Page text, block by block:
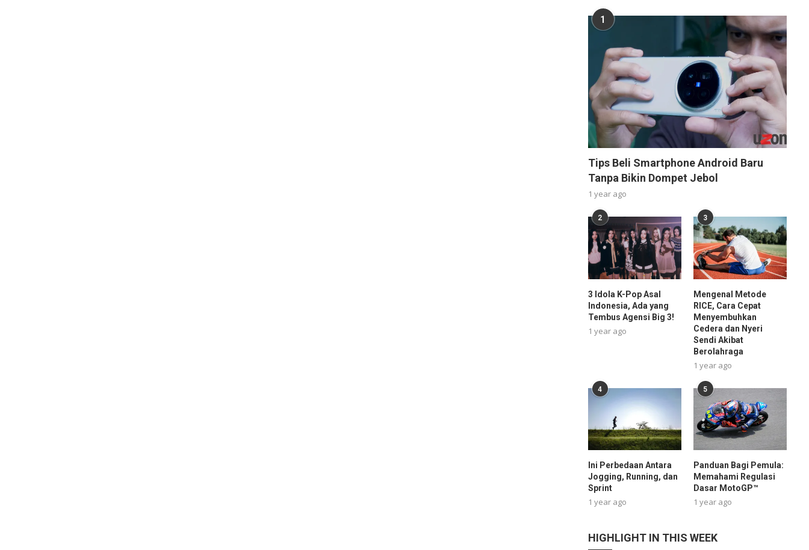
1
Tips Beli Smartphone Android Baru
Tanpa Bikin Dompet Jebol
1 year ago
2
3 Idola K-Pop Asal
Indonesia, Ada yang
Tembus Agensi Big 3!
1 year ago
3
Mengenal Metode
RICE, Cara Cepat
Menyembuhkan
Cedera dan Nyeri
Sendi Akibat
Berolahraga
1 year ago
4
Ini Perbedaan Antara
Jogging, Running, dan
Sprint
1 year ago
5
Panduan Bagi Pemula:
Memahami Regulasi
Dasar MotoGP™
1 year ago
HIGHLIGHT IN THIS WEEK